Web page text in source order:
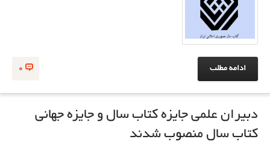
0 ادامه مطلب
دبیران علمی جایزه کتاب سال و جایزه جهانی
کتاب سال منصوب شدند